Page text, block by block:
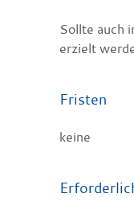
Sollte auch
erzielt
Fristen
keine